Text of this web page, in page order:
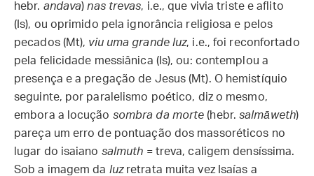
hebr. andava)nas trevas, i.e., que vivia triste e aflito
(Is), ou oprimido pela ignorância religiosa e pelos
pecados (Mt), viu uma grande luz, i.e., foi reconfortado
pela felicidade messiânica (Is), ou: contemplou a
presença e a pregação de Jesus (Mt). O hemistíquio
seguinte, por paralelismo poético, diz o mesmo,
embora a locução sombra da morte (hebr.salmāweth)
pareça um erro de pontuação dos massoréticos no
lugar do isaiano salmuth = treva, caligem densíssima.
Sob a imagem da luzretrata muita vez Isaías a